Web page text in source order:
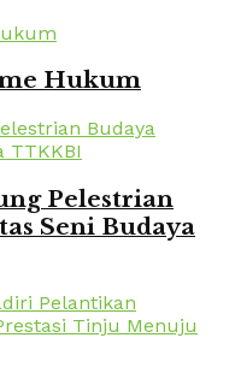
Hukum
Pelestrian
Seni Budaya